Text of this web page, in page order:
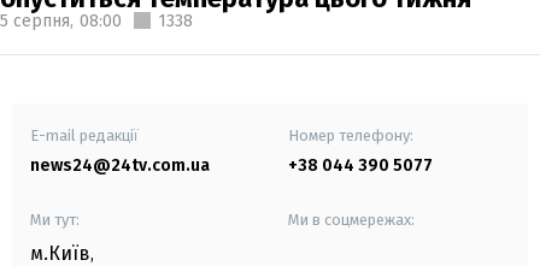
5 серпня, 08:00 1338
E-mail редакції
news24@24tv.com.ua
Номер телефону:
+38 044 390 5077
Ми тут:
м.Київ,
Ми в соцмережах: